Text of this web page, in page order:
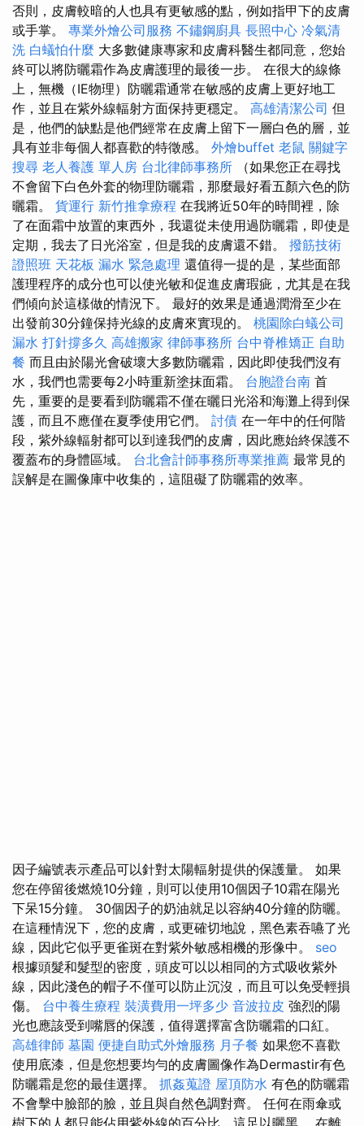
否則，皮膚較暗的人也具有更敏感的點，例如指甲下的皮膚
或手掌。 專業外燴公司服務 不鏽鋼廚具 長照中心 冷氣清
洗 白蟻怕什麼 大多數健康專家和皮膚科醫生都同意，您始
終可以將防曬霜作為皮膚護理的最後一步。 在很大的線條
上，無機（IE物理）防曬霜通常在敏感的皮膚上更好地工
作，並且在紫外線輻射方面保持更穩定。 高雄清潔公司 但
是，他們的缺點是他們經常在皮膚上留下一層白色的層，並
具有並非每個人都喜歡的特徵感。 外燴buffet 老鼠 關鍵字
搜尋 老人養護 單人房 台北律師事務所 （如果您正在尋找
不會留下白色外套的物理防曬霜，那麼最好看五顏六色的防
曬霜。 貨運行 新竹推拿療程 在我將近50年的時間裡，除
了在面霜中放置的東西外，我還從未使用過防曬霜，即使是
定期，我去了日光浴室，但是我的皮膚還不錯。 撥筋技術
證照班 天花板 漏水 緊急處理 還值得一提的是，某些面部
護理程序的成分也可以使光敏和促進皮膚瑕疵，尤其是在我
們傾向於這樣做的情況下。 最好的效果是通過潤滑至少在
出發前30分鐘保持光線的皮膚來實現的。 桃園除白蟻公司
漏水 打針撐多久 高雄搬家 律師事務所 台中脊椎矯正 自助
餐 而且由於陽光會破壞大多數防曬霜，因此即使我們沒有
水，我們也需要每2小時重新塗抹面霜。 台胞證台南 首
先，重要的是要看到防曬霜不僅在曬日光浴和海灘上得到保
護，而且不應僅在夏季使用它們。 討債 在一年中的任何階
段，紫外線輻射都可以到達我們的皮膚，因此應始終保護不
覆蓋布的身體區域。 台北會計師事務所專業推薦 最常見的
誤解是在圖像庫中收集的，這阻礙了防曬霜的效率。
因子編號表示產品可以針對太陽輻射提供的保護量。 如果
您在停留後燃燒10分鐘，則可以使用10個因子10霜在陽光
下呆15分鐘。 30個因子的奶油就足以容納40分鐘的防曬。
在這種情況下，您的皮膚，或更確切地說，黑色素吞嚥了光
線，因此它似乎更雀斑在對紫外敏感相機的形像中。 seo
根據頭髮和髮型的密度，頭皮可以以相同的方式吸收紫外
線，因此淺色的帽子不僅可以防止沉沒，而且可以免受輕損
傷。 台中養生療程 裝潢費用一坪多少 音波拉皮 強烈的陽
光也應該受到嘴唇的保護，值得選擇富含防曬霜的口紅。
高雄律師 墓園 便捷自助式外燴服務 月子餐 如果您不喜歡
使用底漆，但是您想要均勻的皮膚圖像作為Dermastir有色
防曬霜是您的最佳選擇。 抓姦蒐證 屋頂防水 有色的防曬霜
不會擊中臉部的臉，並且與自然色調對齊。 任何在雨傘或
樹下的人都只能佔用紫外線的百分比，這足以曬黑。 在離